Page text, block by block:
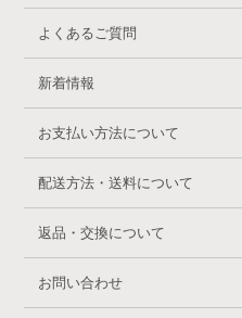
よくあるご質問
新着情報
お支払い方法について
配送方法・送料について
返品・交換について
お問い合わせ